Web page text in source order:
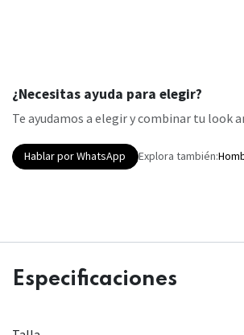
¿Necesitas ayuda para elegir?
Te ayudamos a elegir y combinar tu look
Hablar por WhatsApp Explora también:
Especificaciones